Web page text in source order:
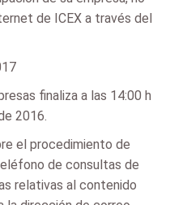
de ICEX a través del
finaliza a las 14:00 h
2016.
el procedimiento de
de consultas de
relativas al contenido